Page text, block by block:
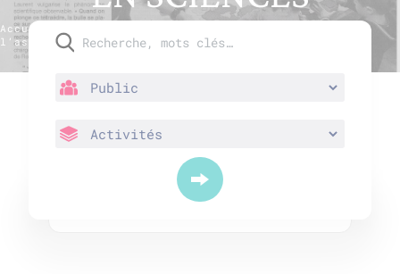
Accueil
l’association Rennes en Sciences